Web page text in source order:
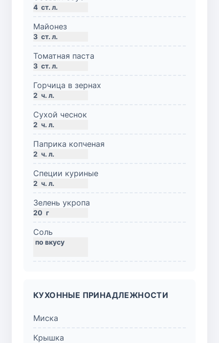
4 ст. л.
Майонез
3 ст. л.
Томатная паста
3 ст. л.
Горчица в зернах
2 ч. л.
Сухой чеснок
2 ч. л.
Паприка копченая
2 ч. л.
Специи куриные
2 ч. л.
Зелень укропа
20 г
Соль
КУХОННЫЕ ПРИНАДЛЕЖНОСТИ
Миска
Крышка